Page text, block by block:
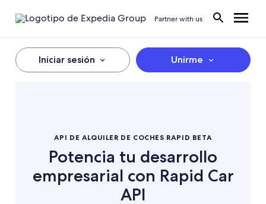
Partner with us
Iniciar sesión Unirme
API DE ALQUILER DE COCHES RAPID BETA
Potencia tu desarrollo
empresarial con Rapid Car
API